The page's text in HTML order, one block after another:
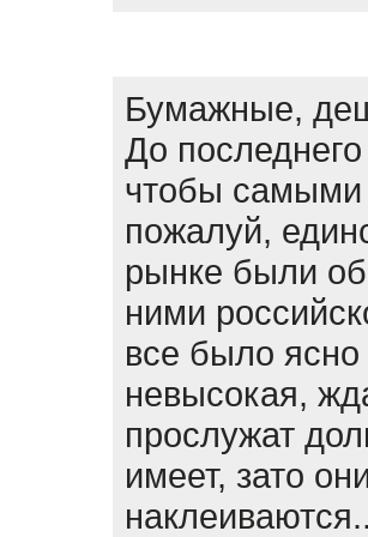
Бумажные,
До
чтобы
пожалуй,
рынке были
ними
все было
невысокая,
прослужат
имеет, зато